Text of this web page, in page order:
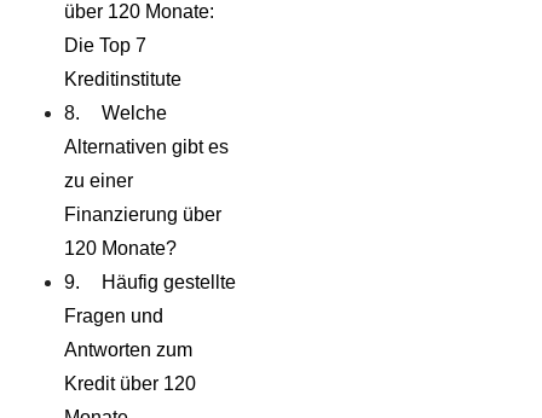
über 120 Monate:
Die Top 7
Kreditinstitute
Welche
Alternativen gibt es
zu einer
Finanzierung über
120 Monate?
Häufig gestellte
Fragen und
Antworten zum
Kredit über 120